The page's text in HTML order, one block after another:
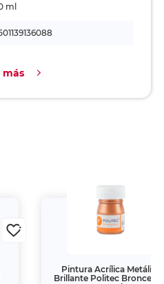
ml
más
Pintura Acrílica Metálica
Brillante Politec Bronce